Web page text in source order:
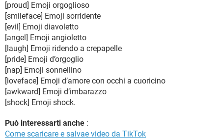
[proud] Emoji orgoglioso
[smileface] Emoji sorridente
[evil] Emoji diavoletto
[angel] Emoji angioletto
[laugh] Emoji ridendo a crepapelle
[pride] Emoji d’orgoglio
[nap] Emoji sonnellino
[loveface] Emoji d’amore con occhi a cuoricino
[awkward] Emoji d’imbarazzo
[shock] Emoji shock.
Può interessarti anche :
Come scaricare e salvae video da TikTok